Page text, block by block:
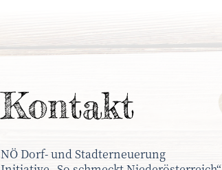
Kontakt
NÖ Dorf- und Stadterneuerung